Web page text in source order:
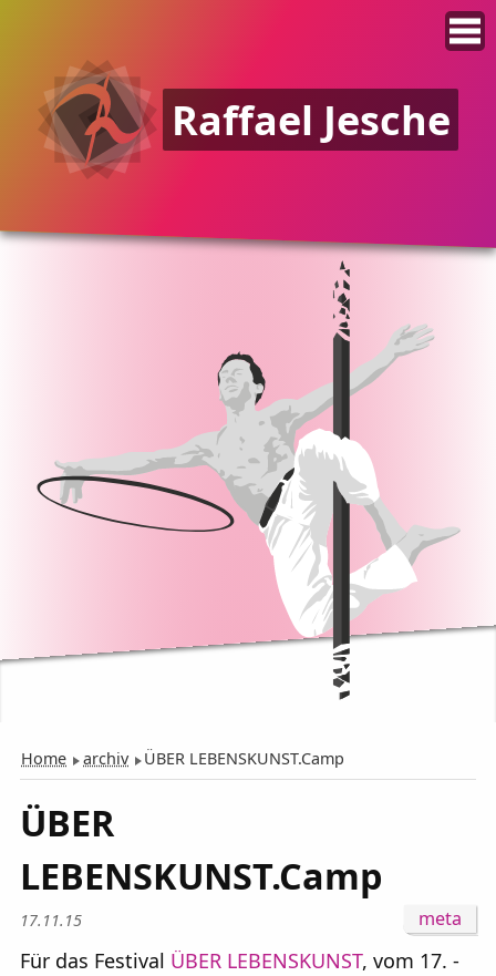
Raffael Jesche
Home archiv ÜBER LEBENSKUNST.Camp
ÜBER
LEBENSKUNST.Camp
17.11.15
Für das Festival ÜBER LEBENSKUNST, vom 17. -